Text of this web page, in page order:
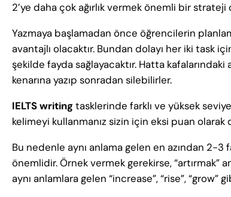
2’ye daha çok ağırlık vermek önemli bir
Yazmaya başlamadan önce öğrencilerin
avantajlı olacaktır. Bundan dolayı her iki task
şekilde fayda sağlayacaktır. Hatta kafalarındaki
kenarına yazıp sonradan silebilirler.
IELTS writingtasklerinde farklı ve yüksek
kelimeyi kullanmanız sizin için eksi puan olarak
Bu nedenle aynı anlama gelen en azından 2-3
önemlidir. Örnek vermek gerekirse, “artırmak”
aynı anlamlara gelen “increase”, “rise”, “grow”